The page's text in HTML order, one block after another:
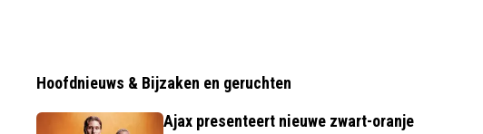
Hoofdnieuws & Bijzaken en geruchten
Ajax presenteert nieuwe zwart-oranje